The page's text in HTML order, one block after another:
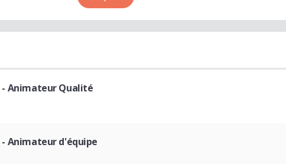
- Animateur Qualité
- Animateur d'équipe